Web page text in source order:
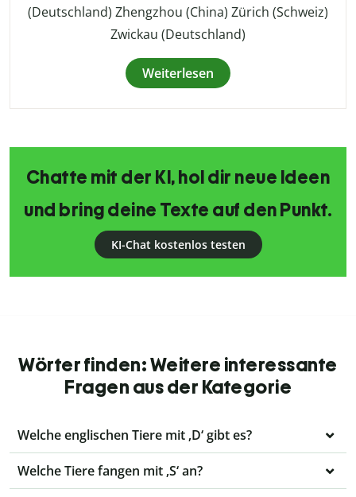
(Deutschland) Zhengzhou (China) Zürich (Schweiz)
Zwickau (Deutschland)
Weiterlesen
Chatte mit der KI, hol dir neue Ideen
und bring deine Texte auf den Punkt.
KI-Chat kostenlos testen
Wörter finden: Weitere interessante
Fragen aus der Kategorie
Welche englischen Tiere mit ‚D‘ gibt es?
Welche Tiere fangen mit ‚S‘ an?